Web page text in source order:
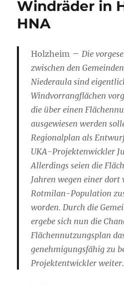
Windräder in
HNA
Holzheim –Die
zwischen den
Niederaula sind
Windvorrangflächen
die über einen
ausgewiesen werden
Regionalplan als
UKA-Projektenwickler
Allerdings seien die
Jahren wegen einer dort
Rotmilan-Population
worden. Durch die
ergebe sich nun die
Flächennutzungsplan
genehmigungsfähig zu
Projektentwickler weiter.